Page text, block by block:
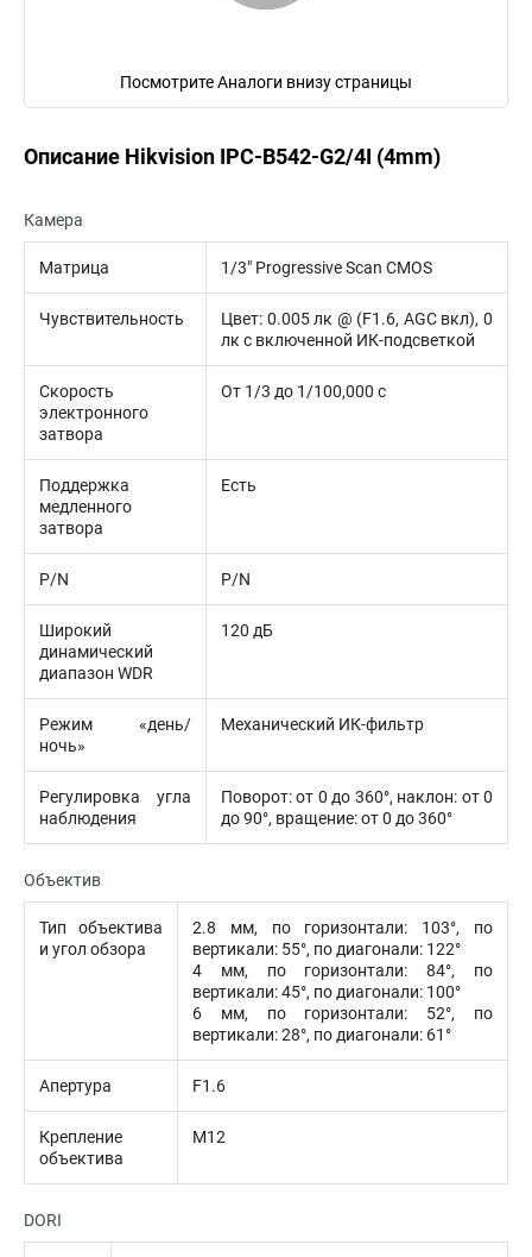
Посмотрите Аналоги внизу страницы
Описание Hikvision IPC-B542-G2/4I (4mm)
Камера
Матрица 1/3″ Progressive Scan CMOS
Чувствительность
Цвет: 0.005 лк @ (F1.6, AGC вкл), 0
лк с включенной ИК-подсветкой
Скорость
электронного
затвора
От 1/3 до 1/100,000 с
Поддержка
медленного
затвора
Есть
P/N P/N
Широкий
динамический
диапазон WDR
120 дБ
Режим «день/
ночь»
Механический ИК-фильтр
Регулировка угла
наблюдения
Поворот: от 0 до 360°, наклон: от 0
до 90°, вращение: от 0 до 360°
Объектив
Тип объектива
и угол обзора
2.8 мм, по горизонтали: 103°, по
вертикали: 55°, по диагонали: 122°
4 мм, по горизонтали: 84°, по
вертикали: 45°, по диагонали: 100°
6 мм, по горизонтали: 52°, по
вертикали: 28°, по диагонали: 61°
Апертура F1.6
Крепление
объектива
M12
DORI